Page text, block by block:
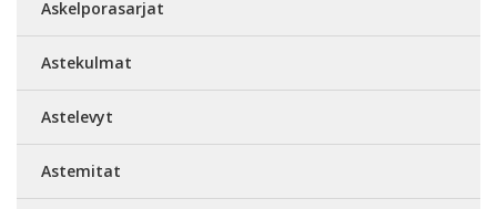
Askelporasarjat
Astekulmat
Astelevyt
Astemitat